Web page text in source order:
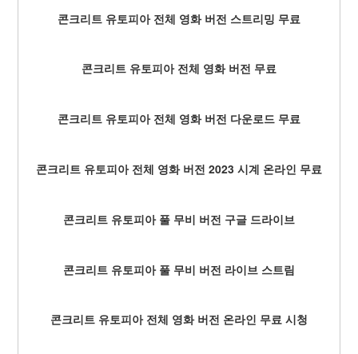
콘크리트 유토피아 전체 영화 버전 스트리밍 무료
콘크리트 유토피아 전체 영화 버전 무료
콘크리트 유토피아 전체 영화 버전 다운로드 무료
콘크리트 유토피아 전체 영화 버전 2023 시계 온라인 무료
콘크리트 유토피아 풀 무비 버전 구글 드라이브
콘크리트 유토피아 풀 무비 버전 라이브 스트림
콘크리트 유토피아 전체 영화 버전 온라인 무료 시청